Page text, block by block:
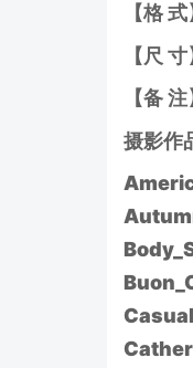
【格
【尺
【备
摄影作